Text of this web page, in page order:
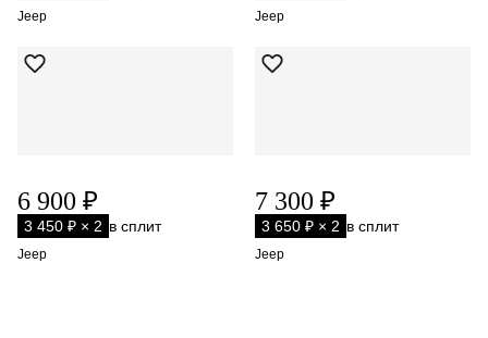
Jeep Jeep
6 900 ₽
3 450 ₽ × 2 в сплит
Jeep
7 300 ₽
3 650 ₽ × 2 в сплит
Jeep